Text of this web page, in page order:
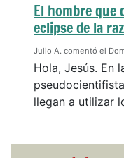
El hombre que
eclipse de la
Julio A. comentó el
Hola, Jesús. En
llegan a utilizar